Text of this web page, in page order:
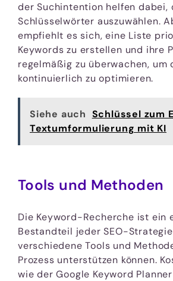
der Suchintention helfen dabei,
Schlüsselwörter auszuwählen.
empfiehlt es sich, eine Liste
Keywords zu erstellen und ihre
regelmäßig zu überwachen, um
kontinuierlich zu optimieren.
Siehe auch Schlüssel zum
Textumformulierung mit KI
Tools und Methoden
Die Keyword-Recherche ist ein
Bestandteil jeder SEO-
verschiedene Tools und
Prozess unterstützen können.
wie der Google Keyword